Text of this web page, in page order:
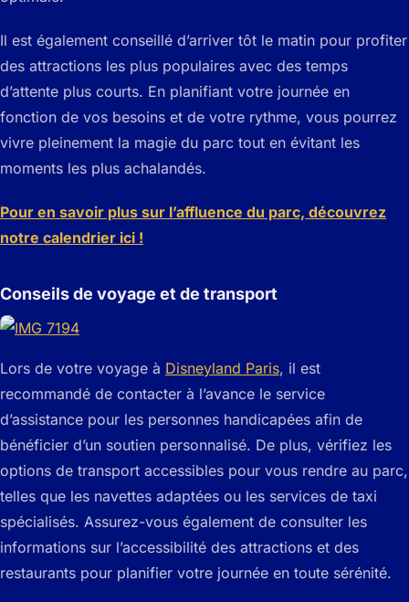
Il est également conseillé d’arriver tôt le matin pour profiter
des attractions les plus populaires avec des temps
d’attente plus courts. En planifiant votre journée en
fonction de vos besoins et de votre rythme, vous pourrez
vivre pleinement la magie du parc tout en évitant les
moments les plus achalandés.
Pour en savoir plus sur l’affluence du parc, découvrez
notre calendrier ici !
Conseils de voyage et de transport
Lors de votre voyage à Disneyland Paris, il est
recommandé de contacter à l’avance le service
d’assistance pour les personnes handicapées afin de
bénéficier d’un soutien personnalisé. De plus, vérifiez les
options de transport accessibles pour vous rendre au parc,
telles que les navettes adaptées ou les services de taxi
spécialisés. Assurez-vous également de consulter les
informations sur l’accessibilité des attractions et des
restaurants pour planifier votre journée en toute sérénité.